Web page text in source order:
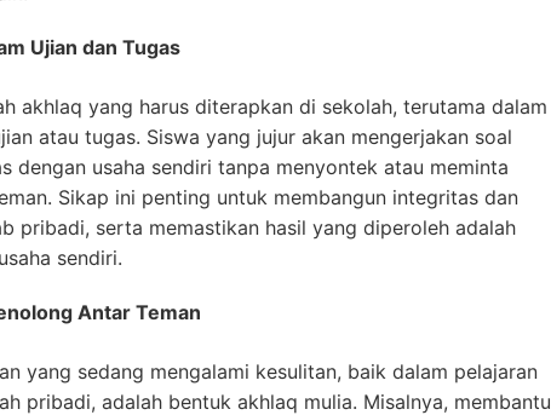
Ujian dan Tugas
akhlaq yang harus diterapkan di sekolah, terutama dalam
atau tugas. Siswa yang jujur akan mengerjakan soal
dengan usaha sendiri tanpa menyontek atau meminta
Sikap ini penting untuk membangun integritas dan
pribadi, serta memastikan hasil yang diperoleh adalah
sendiri.
Antar Teman
yang sedang mengalami kesulitan, baik dalam pelajaran
pribadi, adalah bentuk akhlaq mulia. Misalnya, membantu